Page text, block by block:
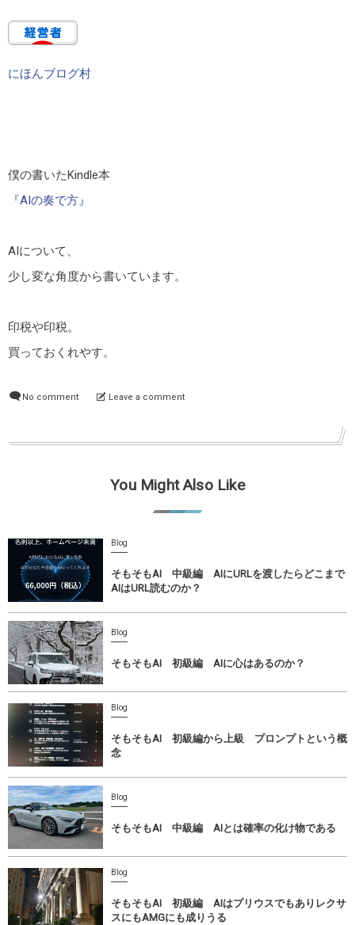
にほんブログ村
僕の書いたKindle本
『AIの奏で方』
AIについて、
少し変な角度から書いています。
印税や印税。
買っておくれやす。
No comment Leave a comment
You Might Also Like
Blog
そもそもAI 中級編 AIにURLを渡したらどこまで
AIはURL読むのか？
Blog
そもそもAI 初級編 AIに心はあるのか？
Blog
そもそもAI 初級編から上級 プロンプトという概
念
Blog
そもそもAI 中級編 AIとは確率の化け物である
Blog
そもそもAI 初級編 AIはプリウスでもありレクサ
スにもAMGにも成りうる